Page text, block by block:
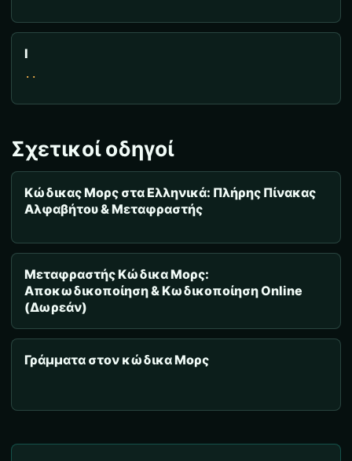
Ι
..
Σχετικοί οδηγοί
Κώδικας Μορς στα Ελληνικά: Πλήρης Πίνακας
Αλφαβήτου & Μεταφραστής
Μεταφραστής Κώδικα Μορς:
Αποκωδικοποίηση & Κωδικοποίηση Online
(Δωρεάν)
Γράμματα στον κώδικα Μορς